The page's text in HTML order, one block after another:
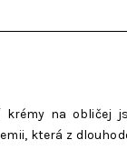
krémy na obličej
která z